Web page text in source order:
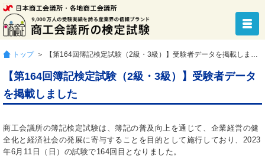
トップ ＞ 【第164回簿記検定試験（2級・3級）】受験者データを掲載しました
【第164回簿記検定試験（2級・3級）】受験者データ
を掲載しました
商工会議所の簿記検定試験は、簿記の普及向上を通じて、企業経営の健
全化と経済社会の発展に寄与することを目的として施行しており、2023
年6月11日（日）の試験で164回目となりました。